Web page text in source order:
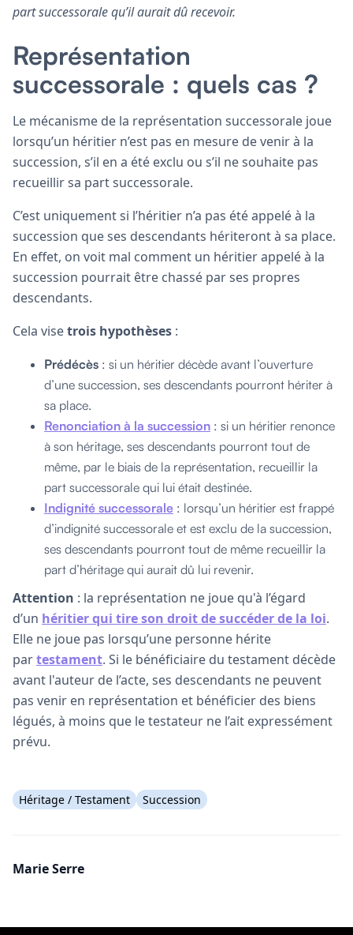
part successorale qu’il aurait dû recevoir.
Représentation
successorale : quels cas ?
Le mécanisme de la représentation successorale joue
lorsqu’un héritier n’est pas en mesure de venir à la
succession, s’il en a été exclu ou s’il ne souhaite pas
recueillir sa part successorale.
C’est uniquement si l’héritier n’a pas été appelé à la
succession que ses descendants hériteront à sa place.
En effet, on voit mal comment un héritier appelé à la
succession pourrait être chassé par ses propres
descendants.
Cela visetrois hypothèses :
Prédécès : si un héritier décède avant l’ouverture
d’une succession, ses descendants pourront hériter à
sa place.
Renonciation à la succession : si un héritier renonce
à son héritage, ses descendants pourront tout de
même, par le biais de la représentation, recueillir la
part successorale qui lui était destinée.
Indignité successorale : lorsqu’un héritier est frappé
d’indignité successorale et est exclu de la succession,
ses descendants pourront tout de même recueillir la
part d’héritage qui aurait dû lui revenir.
Attention : la représentation ne joue qu'à l’égard
d’un héritier qui tire son droit de succéder de la loi.
Elle ne joue pas lorsqu’une personne hérite
partestament. Si le bénéficiaire du testament décède
avant l'auteur de l’acte, ses descendants ne peuvent
pas venir en représentation et bénéficier des biens
légués, à moins que le testateur ne l’ait expressément
prévu.
Héritage / Testament Succession
Marie Serre